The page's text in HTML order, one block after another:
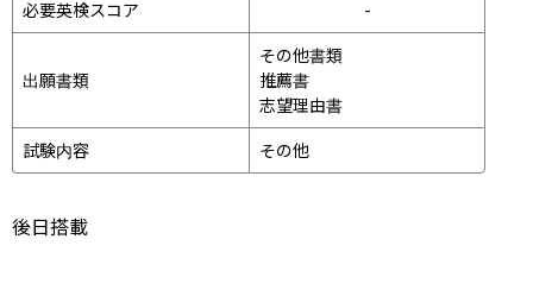
必要英検スコア
-
出願書類
その他書類
推薦書
志望理由書
試験内容
その他
後日搭載